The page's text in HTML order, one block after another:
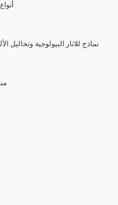
(5)
3- نماذج للاثار البيولوجية وتحاليل